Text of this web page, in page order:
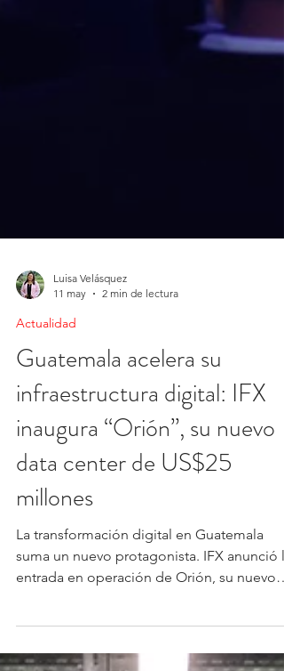
11 may
Actualidad
Guatemala acelera su
infraestructura digital: IFX
inaugura “Orión”, su nuevo
data center de US$25
millones
La transformación digital en Guatemala
suma un nuevo protagonista. IFX anunció la
data center en el país, una infraestructura
diseñada para responder al crecimiento